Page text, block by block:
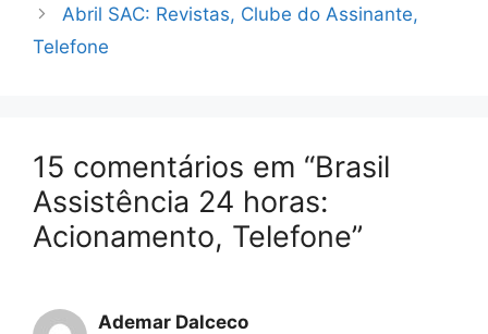
Abril SAC: Revistas, Clube do Assinante,
Telefone
15 comentários em “Brasil
Assistência 24 horas:
Acionamento, Telefone”
Ademar Dalceco